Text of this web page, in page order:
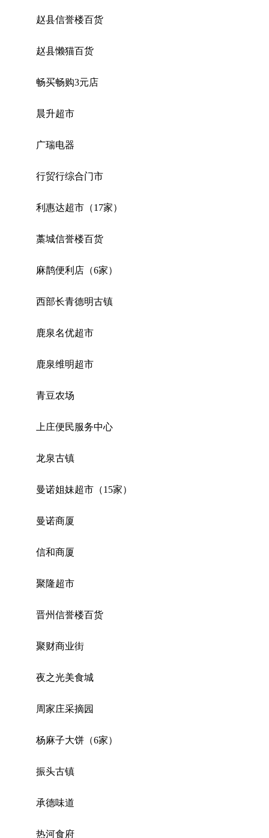
赵县信誉楼百货
赵县懒猫百货
畅买畅购3元店
晨升超市
广瑞电器
行贸行综合门市
利惠达超市（17家）
藁城信誉楼百货
麻鹊便利店（6家）
西部长青德明古镇
鹿泉名优超市
鹿泉维明超市
青豆农场
上庄便民服务中心
龙泉古镇
曼诺姐妹超市（15家）
曼诺商厦
信和商厦
聚隆超市
晋州信誉楼百货
聚财商业街
夜之光美食城
周家庄采摘园
杨麻子大饼（6家）
振头古镇
承德味道
热河食府